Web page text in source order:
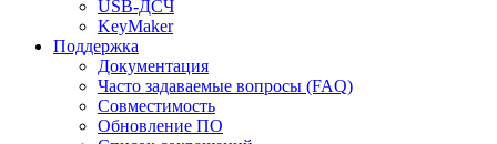
USB-ДСЧ
KeyMaker
Поддержка
Документация
Часто задаваемые вопросы (FAQ)
Совместимость
Обновление ПО